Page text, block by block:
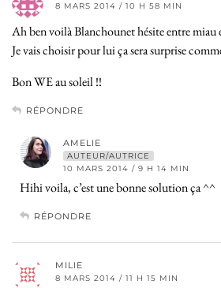
8 MARS 2014 / 10 H 58 MIN
Ah ben voilà Blanchounet hésite entre
Je vais choisir pour lui ça sera surprise
Bon WE au soleil !!
RÉPONDRE
AMELIE
AUTEUR/AUTRICE
10 MARS 2014 / 9 H 14 MIN
Hihi voila, c’est une bonne solution ça ^^
RÉPONDRE
MILIE
8 MARS 2014 / 11 H 15 MIN